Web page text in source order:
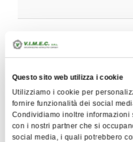
Questo sito web utilizza i cookie
Utilizziamo i cookie per
fornire funzionalità dei social
Condividiamo inoltre
con i nostri partner che si
social media, i quali potrebbero
631.2
711.1 710 -
711.2 710 -